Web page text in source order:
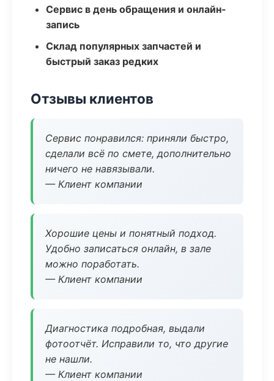
Сервис в день обращения и онлайн-
запись
Склад популярных запчастей и
быстрый заказ редких
Отзывы клиентов
Сервис понравился: приняли быстро,
сделали всё по смете, дополнительно
ничего не навязывали.
— Клиент компании
Хорошие цены и понятный подход.
Удобно записаться онлайн, в зале
можно поработать.
— Клиент компании
Диагностика подробная, выдали
фотоотчёт. Исправили то, что другие
не нашли.
— Клиент компании